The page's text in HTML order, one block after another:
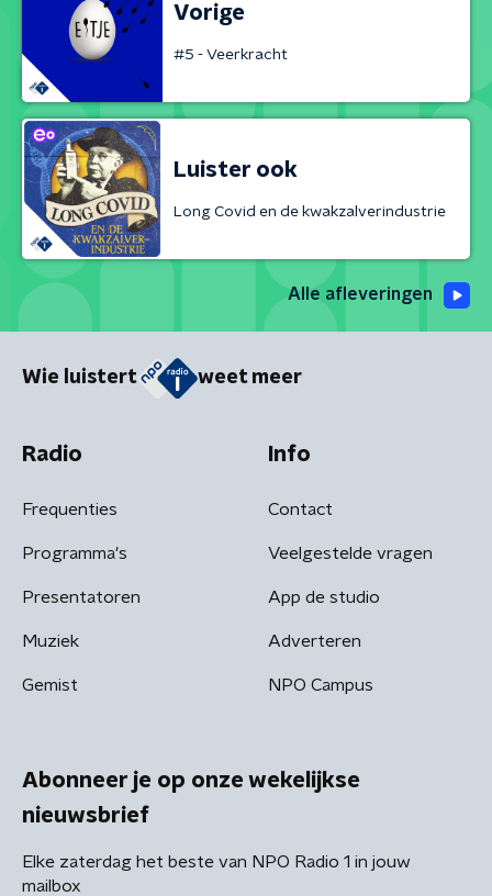
Vorige
#5 - Veerkracht
Luister ook
Long Covid en de kwakzalverindustrie
Alle afleveringen
Wie luistert weet meer
Radio
Frequenties
Programma's
Presentatoren
Muziek
Gemist
Info
Contact
Veelgestelde vragen
App de studio
Adverteren
NPO Campus
Abonneer je op onze wekelijkse
nieuwsbrief
Elke zaterdag het beste van NPO Radio 1 in jouw
mailbox